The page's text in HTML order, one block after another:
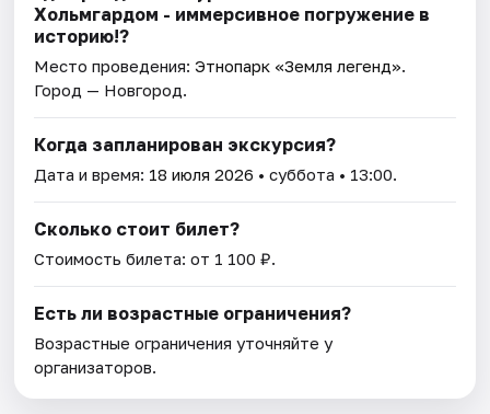
Хольмгардом - иммерсивное погружение в
историю!?
Место проведения:Этнопарк «Земля легенд».
Город — Новгород.
Когда запланирован экскурсия?
Дата и время: 18 июля 2026 • суббота • 13:00.
Сколько стоит билет?
Стоимость билета: от 1 100 ₽.
Есть ли возрастные ограничения?
Возрастные ограничения уточняйте у
организаторов.